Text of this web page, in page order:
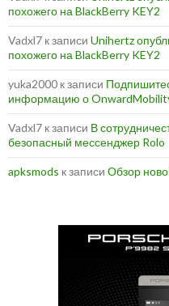
похожего на BlackBerry KEY2
Vadxl7 к записи Unihertz
похожего на BlackBerry KEY2
yuka2000 к записи
информацию о
Vadxl7 к записи В
безопасный мессенджер Rolo
apksmods к записи Обзор